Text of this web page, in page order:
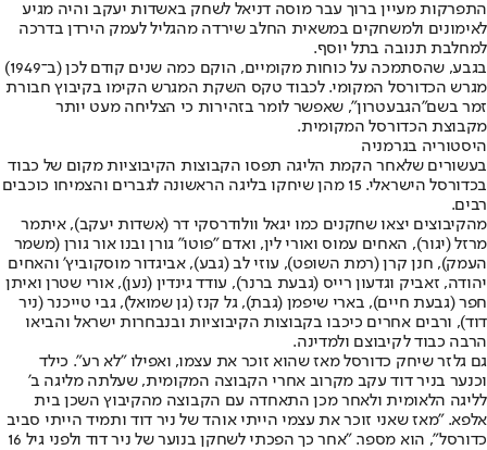
התפרקות מעיין ברוך עבר מוסה דניאל לשחק באשדות יעקב והיה מגיע
לאימונים ולמשחקים במשאית החלב שירדה מהגליל לעמק הירדן בדרכה
למחלבת תנובה בתל יוסף.
בגבע, שהסתמכה על כוחות מקומיים, הוקם כמה שנים קודם לכן (ב־1949)
מגרש הכדורסל המקומי. לכבוד טקס השקת המגרש הקימו בקיבוץ חבורת
זמר בשם"הגבעטרון", שאפשר לומר בזהירות כי הצליחה מעט יותר
מקבוצת הכדורסל המקומית.
היסטוריה בגרמניה
בעשורים שלאחר הקמת הליגה תפסו הקבוצות הקיבוציות מקום של כבוד
בכדורסל הישראלי. 15 מהן שיחקו בליגה הראשונה לגברים והצמיחו כוכבים
רבים.
מהקיבוצים יצאו שחקנים כמו יגאל וולודרסקי דר (אשדות יעקב), איתמר
מרזל (יגור), האחים עמוס ואורי לין, ואדם "פוטו" גורן ובנו אור גורן (משמר
העמק), חנן קרן (רמת השופט), עוזי לב (גבע), אביגדור מוסקוביץ' והאחים
יהודה, זאביק וגדעון רייס (גבעת ברנר), עודד גינדין (נען), אורי שטרן ואיתן
חפר (גבעת חיים), בארי שיפמן (גבת), גל קנז (גן שמואל), גבי טייכנר (ניר
דוד), ורבים אחרים כיכבו בקבוצות הקיבוציות ובנבחרות ישראל והביאו
הרבה כבוד לקיבוצם ולמדינה.
גם גלזר שיחק כדורסל מאז שהוא זוכר את עצמו, ואפילו "לא רע". כילד
וכנער בניר דוד עקב מקרוב אחרי הקבוצה המקומית, שעלתה מליגה ב'
לליגה הלאומית ולאחר מכן התאחדה עם הקבוצה מהקיבוץ השכן בית
אלפא. "מאז שאני זוכר את עצמי הייתי אוהד של ניר דוד ותמיד הייתי סביב
כדורסל", הוא מספר. "אחר כך הפכתי לשחקן בנוער של ניר דוד ולפני גיל 16